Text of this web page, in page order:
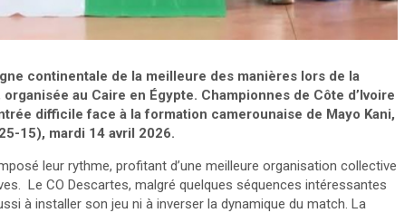
continentale de la meilleure des manières lors de la
au Caire en Égypte. Championnes de Côte d’Ivoire
difficile face à la formation camerounaise de Mayo Kani,
15), mardi 14 avril 2026.
leur rythme, profitant d’une meilleure organisation collective
Le CO Descartes, malgré quelques séquences intéressantes
à installer son jeu ni à inverser la dynamique du match. La